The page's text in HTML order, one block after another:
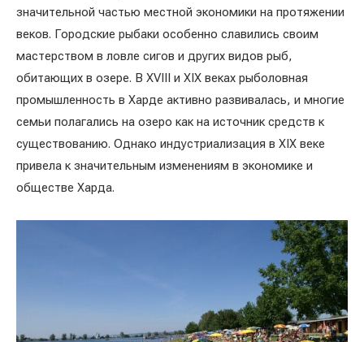
значительной частью местной экономики на протяжении
веков. Городские рыбаки особенно славились своим
мастерством в ловле сигов и других видов рыб,
обитающих в озере. В XVIII и XIX веках рыболовная
промышленность в Харде активно развивалась, и многие
семьи полагались на озеро как на источник средств к
существованию. Однако индустриализация в XIX веке
привела к значительным изменениям в экономике и
обществе Харда.